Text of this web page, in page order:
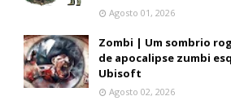
Agosto 01, 2026
Zombi | Um sombrio
de apocalipse zumbi
Ubisoft
Agosto 02, 2026